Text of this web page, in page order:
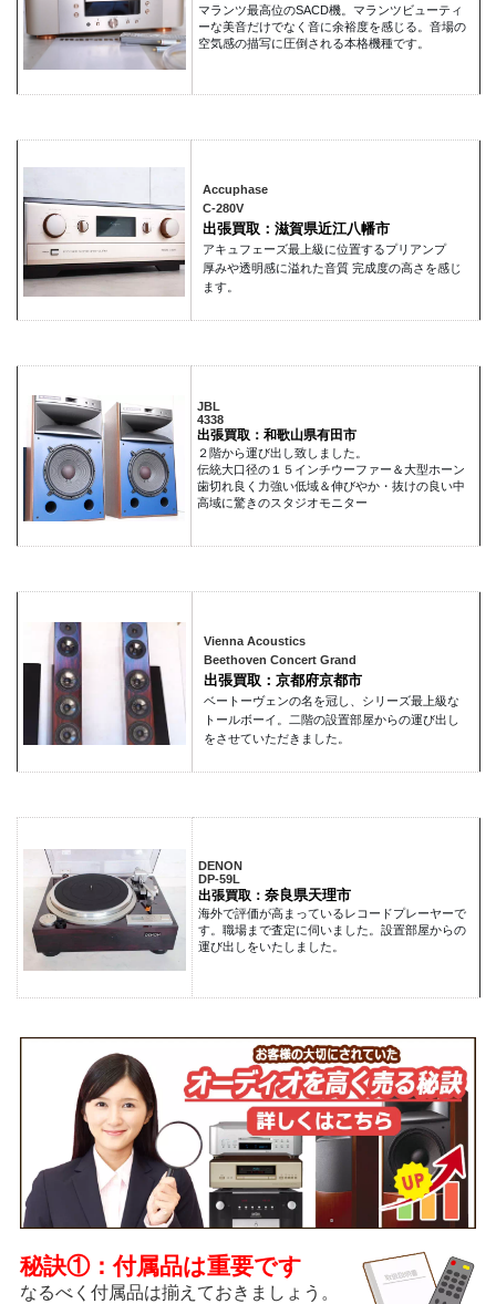
マランツ最高位のSACD機。マランツビューティ
ーな美音だけでなく音に余裕度を感じる。音場の
空気感の描写に圧倒される本格機種です。
Accuphase
C-280V
出張買取：滋賀県近江八幡市
アキュフェーズ最上級に位置するプリアンプ
厚みや透明感に溢れた音質 完成度の高さを感じ
ます。
JBL
4338
出張買取：和歌山県有田市
２階から運び出し致しました。
伝統大口径の１５インチウーファー＆大型ホーン
歯切れ良く力強い低域＆伸びやか・抜けの良い中
高域に驚きのスタジオモニター
Vienna Acoustics
Beethoven Concert Grand
出張買取：京都府京都市
ベートーヴェンの名を冠し、シリーズ最上級な
トールボーイ。二階の設置部屋からの運び出し
をさせていただきました。
DENON
DP-59L
出張買取： 奈良県天理市
海外で評価が高まっているレコードプレーヤーで
す。職場まで査定に伺いました。設置部屋からの
運び出しをいたしました。
秘訣①：付属品は重要です
なるべく付属品は揃えておきましょう。